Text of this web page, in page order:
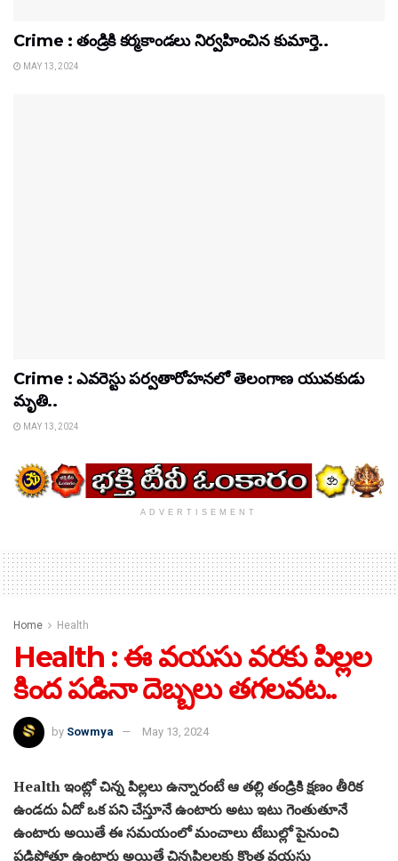
Crime : తండ్రికి కర్మకాండలు నిర్వహించిన కుమార్తె..
MAY 13, 2024
Crime : ఎవరెస్టు పర్వతారోహనలో తెలంగాణ యువకుడు
మృతి..
MAY 13, 2024
ADVERTISEMENT
Home Health
Health : ఈ వయసు వరకు పిల్లల
కింద పడినా దెబ్బలు తగలవట..
by Sowmya May 13, 2024
Health ఇంట్లో చిన్న పిల్లలు ఉన్నారంటే ఆ తల్లి తండ్రికి క్షణం తీరిక
ఉండదు ఏదో ఒక పని చేస్తూనే ఉంటారు అటు ఇటు గెంతుతూనే
ఉంటారు అయితే ఈ సమయంలో మంచాలు టేబుల్లో పైనుంచి
పడిపోతూ ఉంటారు అయితే చిన్నపిల్లలకు కొంత వయసు